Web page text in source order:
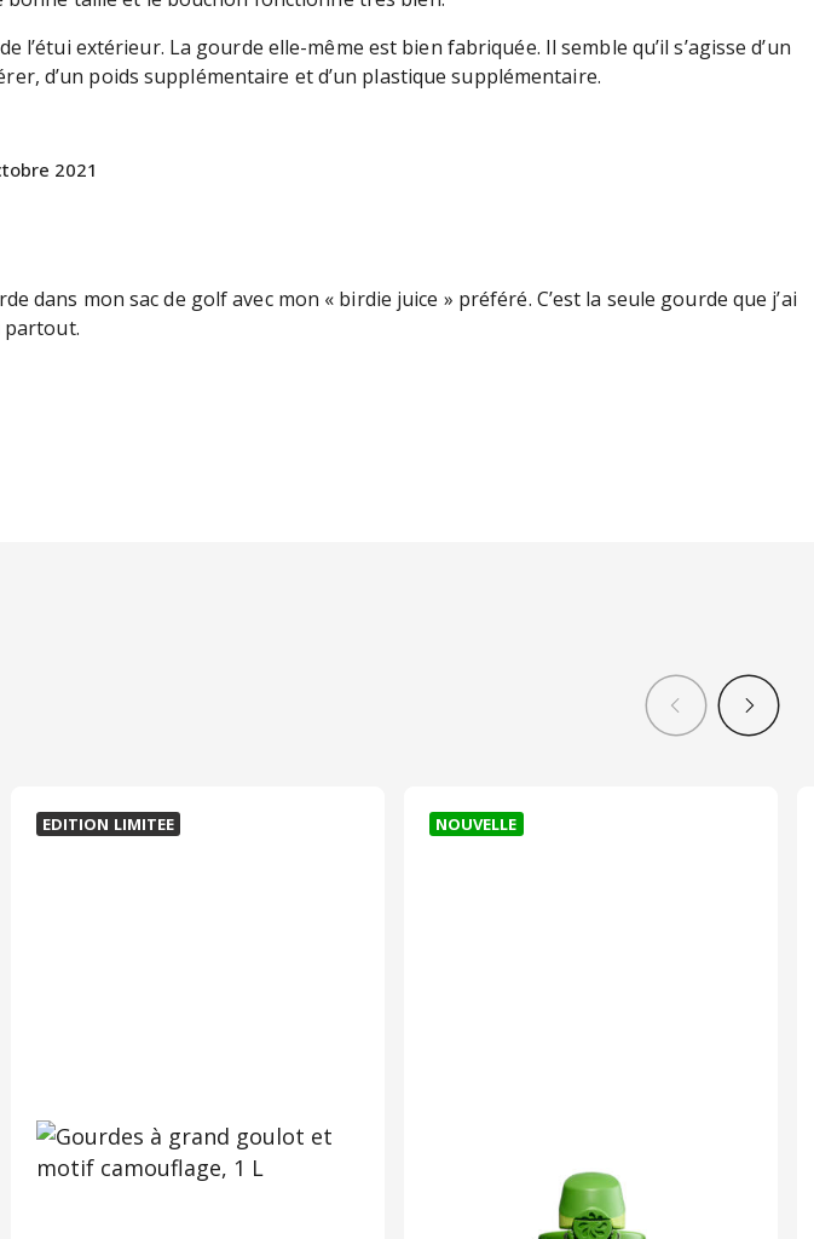
l’étui extérieur. La gourde elle-même est bien fabriquée. Il semble qu’il s’agisse d’un
d’un poids supplémentaire et d’un plastique supplémentaire.
2021
dans mon sac de golf avec mon « birdie juice » préféré. C’est la seule gourde que j’ai
partout.
EDITION LIMITEE NOUVELLE